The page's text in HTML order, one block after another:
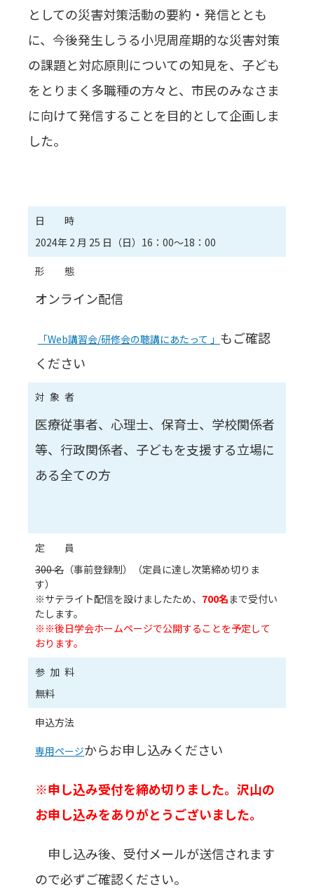
としての災害対策活動の要約・発信ととも
に、今後発生しうる小児周産期的な災害対策
の課題と対応原則についての知見を、子ども
をとりまく多職種の方々と、市民のみなさま
に向けて発信することを目的として企画しま
した。
日 時
2024年 2 月 25 日（日）16：00～18：00
形 態
オンライン配信
「Web講習会/研修会の聴講にあたって 」 もご確認
ください
対象者
医療従事者、心理士、保育士、学校関係者
等、行政関係者、子どもを支援する立場に
ある全ての方
定 員
300 名 （事前登録制）（定員に達し次第締め切りま
す）
※サテライト配信を設けましたため、 700名まで受付い
たします。
※※後日学会ホームページで公開することを予定して
おります。
参加料
無料
申込方法
専用ページからお申し込みください
※申し込み受付を締め切りました。沢山の
お申し込みをありがとうございました。
申し込み後、受付メールが送信されます
ので必ずご確認ください。